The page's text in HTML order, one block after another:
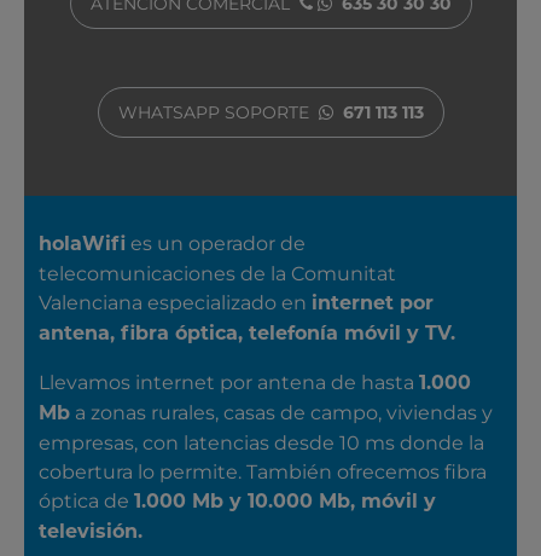
635 30 30 30
WHATSAPP SOPORTE 671 113 113
holaWifi es un operador de
telecomunicaciones de la Comunitat
Valenciana especializado en internet por
antena, fibra óptica, telefonía móvil y TV.
Llevamos internet por antena de hasta 1.000
Mb a zonas rurales, casas de campo, viviendas y
empresas, con latencias desde 10 ms donde la
cobertura lo permite. También ofrecemos fibra
óptica de 1.000 Mb y 10.000 Mb, móvil y
televisión.